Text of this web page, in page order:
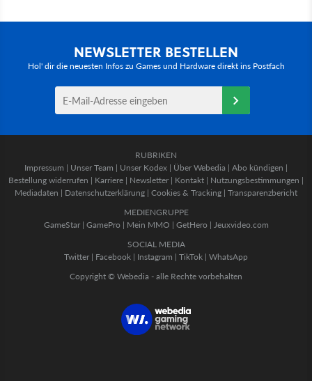
NEWSLETTER BESTELLEN
Hol' dir die neuesten Infos zu Games und Hardware direkt ins Postfach
RUBRIKEN
Impressum | Unser Team | Unser Kodex | Über Webedia | Abo kündigen |
Bestellung widerrufen | Karriere | Newsletter | Kontakt | Nutzungsbestimmungen |
Mediadaten | Datenschutzerklärung | Cookies & Tracking | Transparenzbericht
MEDIENGRUPPE
GameStar| GamePro | Mein MMO | GetHero | Jeuxvideo.com
SOCIAL MEDIA
Twitter | Facebook | Instagram | TikTok | WhatsApp
Copyright © Webedia - alle Rechte vorbehalten